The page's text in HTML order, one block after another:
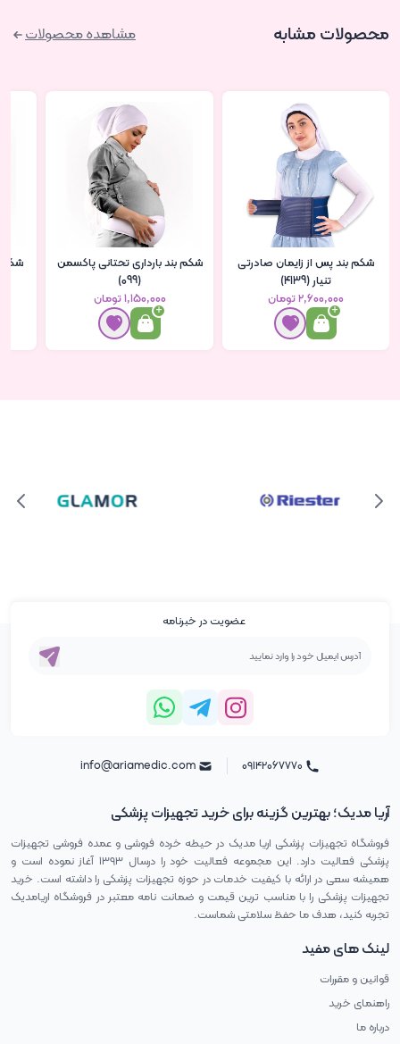
محصولات مشابه مشاهده محصولات
شکم بند بارداری تحتانی پاکسمن
(099)
۱٬۱۵۰٬۰۰۰ تومان
شکم بند دوران بارداری پاکسمن
(016)
۲٬۱۰۰٬۰۰۰ تومان
عضویت در خبرنامه
آریا مدیک؛ بهترین گزینه برای خرید تجهیزات پزشکی
فروشگاه تجهیزات پزشکی اریا مدیک در حیطه خرده فروشی و عمده فروشی تجهیزات
پزشکی فعالیت دارد. این مجموعه فعالیت خود را درسال ۱۳۹۳ آغاز نموده است و
همیشه سعی در ارائه با کیفیت خدمات در حوزه تجهیزات پزشکی را داشته است. خرید
تجهیزات پزشکی را با مناسب ترین قیمت و ضمانت نامه معتبر در فروشگاه اریامدیک
تجربه کنید، هدف ما حفظ سلامتی شماست.
لینک های مفید
قوانین و مقررات
راهنمای خرید
درباره ما